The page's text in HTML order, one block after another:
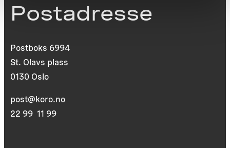
Postadresse
Postboks 6994
St. Olavs plass
0130 Oslo
post@koro.no
22 99 11 99